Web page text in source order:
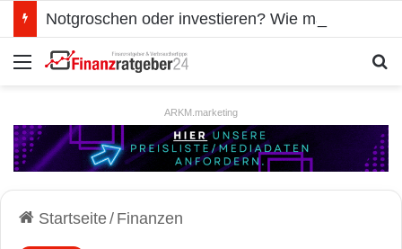
Menü
ARKM.marketing
Startseite/ Finanzen